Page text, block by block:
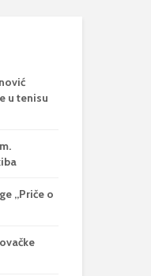
u tenisu
„Priče o